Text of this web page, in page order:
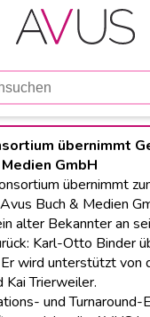
übernimmt
GmbH
übernimmt
Buch & Medien
alter Bekannter an
Karl-Otto Binder
wird unterstützt von
Trierweiler.
und